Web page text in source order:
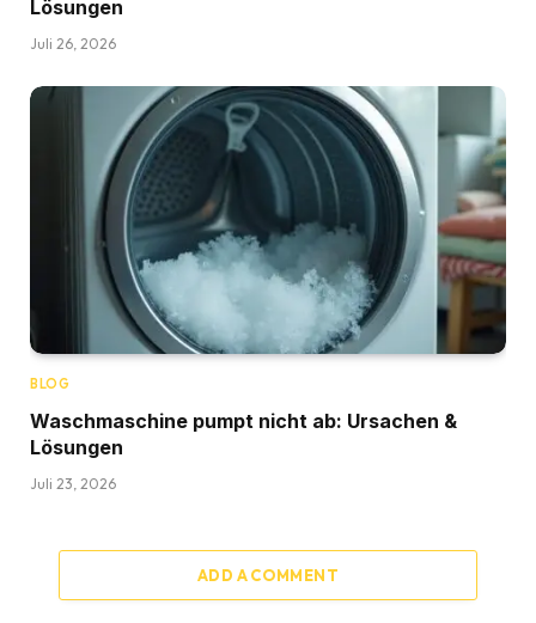
Lösungen
Juli 26, 2026
BLOG
Waschmaschine pumpt nicht ab: Ursachen &
Lösungen
Juli 23, 2026
ADD A COMMENT